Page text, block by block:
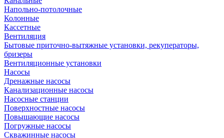
Напольно-потолочные
Колонные
Кассетные
Вентиляция
Бытовые приточно-вытяжные установки, рекуператоры,
бризеры
Вентиляционные установки
Насосы
Дренажные насосы
Канализационные насосы
Насосные станции
Поверхностные насосы
Повышающие насосы
Погружные насосы
Скважинные насосы